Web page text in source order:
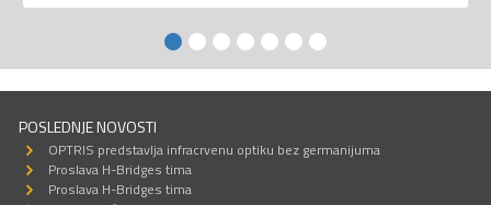
POSLEDNJE NOVOSTI
OPTRIS predstavlja infracrvenu optiku bez germanijuma
Proslava H-Bridges tima
Proslava H-Bridges tima